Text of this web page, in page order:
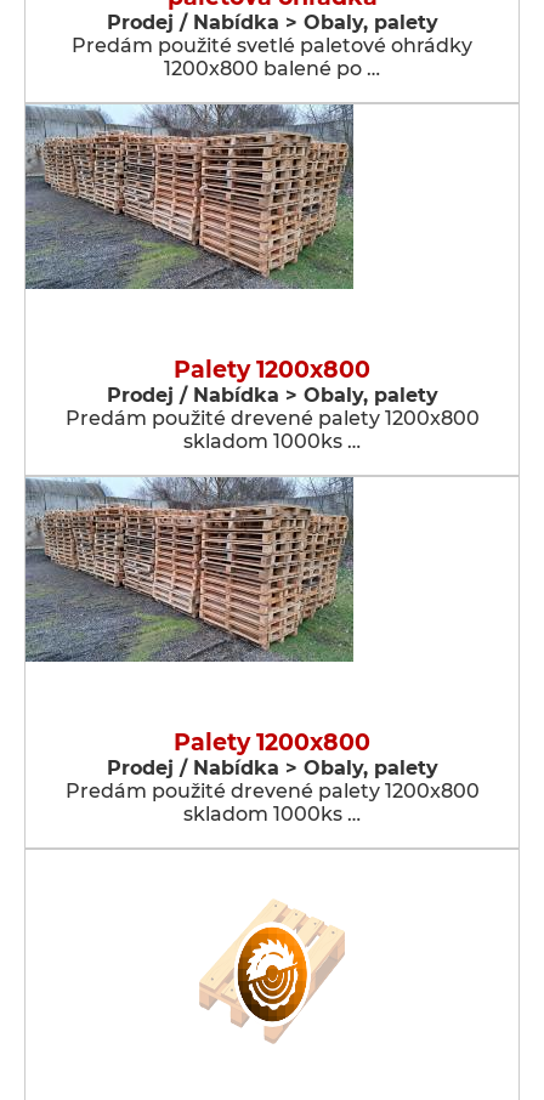
Prodej / Nabídka > Obaly, palety
Predám použité svetlé paletové ohrádky
1200x800 balené po …
Palety 1200x800
Prodej / Nabídka > Obaly, palety
Predám použité drevené palety 1200x800
skladom 1000ks …
Palety 1200x800
Prodej / Nabídka > Obaly, palety
Predám použité drevené palety 1200x800
skladom 1000ks …